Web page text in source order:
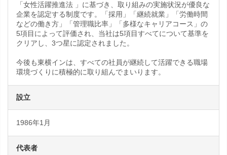
「女性活躍推進法 」に基づき、取り組みの実施状況が優良な
企業を認定する制度です。「採用」「継続就業」「労働時間
などの働き方」「管理職比率」「多様なキャリアコース」の
5項目によって評価され、当社は5項目すべてについて基準を
クリアし、3つ星に認定されました。
今後も東横インは、すべての社員が継続して活躍できる職場
環境づくりに積極的に取り組んでまいります。
設立
1986年1月
代表者